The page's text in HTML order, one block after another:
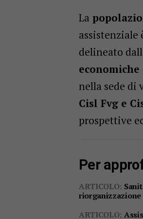
La
assistenziale
delineato
nella sede di
Cisl Fvg e
prospettive
Per
ARTICOLO:
riorganizzazione
ARTICOLO: